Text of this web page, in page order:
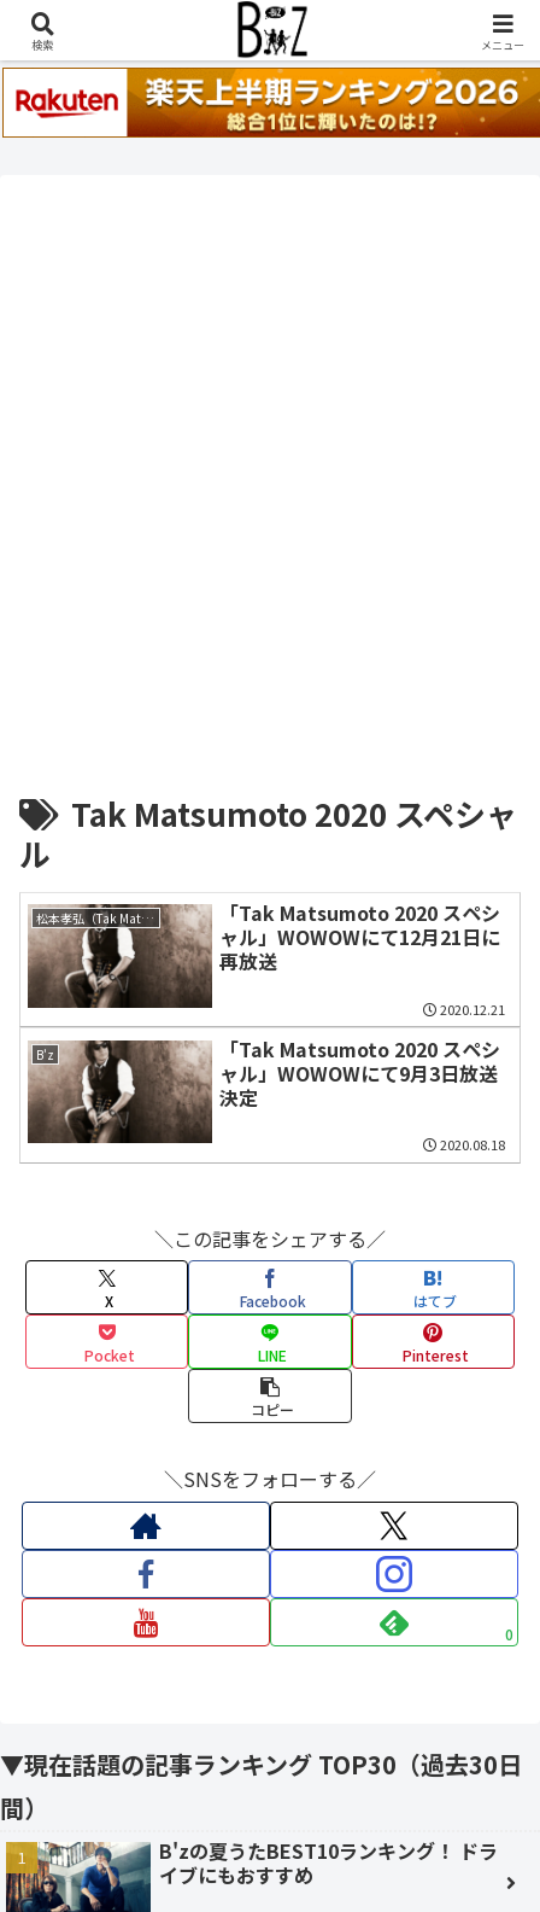
稲葉浩志『en-Zepp』『enⅣ』セトリ一覧はこちら
Tak Matsumoto 2020 スペシャ
ル
松本孝弘（Tak Matsumoto）
「Tak Matsumoto 2020 スペシ
ャル」WOWOWにて12月21日に
再放送
2020.12.21
B'z
「Tak Matsumoto 2020 スペシ
ャル」WOWOWにて9月3日放送
決定
2020.08.18
＼この記事をシェアする／
X Facebook はてブ
Pocket LINE Pinterest
コピー
＼SNSをフォローする／
0
▼現在話題の記事ランキング TOP30（過去30日
間）
B'zの夏うたBEST10ランキング！ ドラ
イブにもおすすめ
検索 メニュー